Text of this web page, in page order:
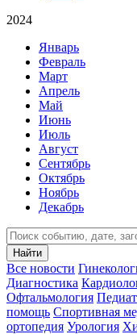
2024
Январь
Февраль
Март
Апрель
Май
Июнь
Июль
Август
Сентябрь
Октябрь
Ноябрь
Декабрь
Найти
Все новости
Диагностика
Офтальмология
помощь Спортивная
ортопедия Урология